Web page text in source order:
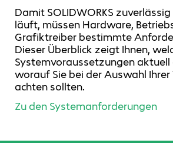
Damit SOLIDWORKS
läuft, müssen Hardware,
Grafiktreiber bestimmte
Dieser Überblick zeigt Ihnen,
Systemvoraussetzungen aktuell
worauf Sie bei der Auswahl
achten sollten.
Zu den Systemanforderungen